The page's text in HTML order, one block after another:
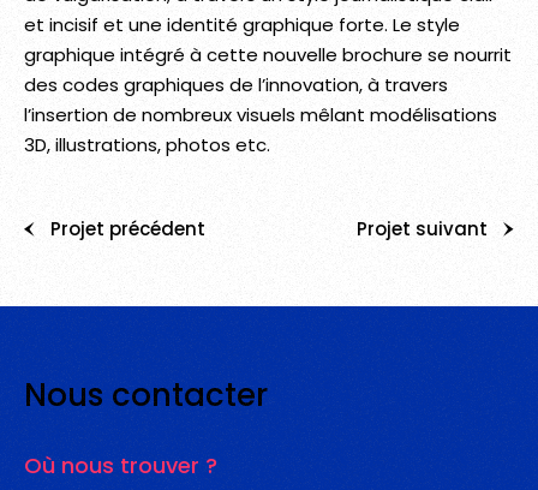
et incisif et une identité graphique forte. Le style
graphique intégré à cette nouvelle brochure se nourrit
des codes graphiques de l’innovation, à travers
l’insertion de nombreux visuels mêlant modélisations
3D, illustrations, photos etc.
Projet précédent Projet suivant
Nous contacter
Où nous trouver ?